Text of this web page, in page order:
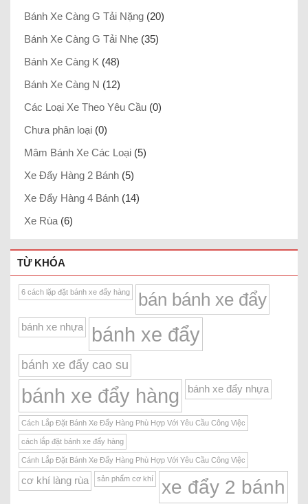
Bánh Xe Càng G Tải Nặng (20)
Bánh Xe Càng G Tải Nhẹ (35)
Bánh Xe Càng K (48)
Bánh Xe Càng N (12)
Các Loại Xe Theo Yêu Cầu (0)
Chưa phân loại (0)
Mâm Bánh Xe Các Loại (5)
Xe Đẩy Hàng 2 Bánh (5)
Xe Đẩy Hàng 4 Bánh (14)
Xe Rùa (6)
TỪ KHÓA
6 cách lặp đặt bánh xe đẩy hàng bán bánh xe đẩy
bánh xe nhựa bánh xe đẩy
bánh xe đẩy cao su
bánh xe đẩy hàng bánh xe đẩy nhựa
Cách Lắp Đặt Bánh Xe Đẩy Hàng Phù Hợp Với Yêu Cầu Công Việc
cách lắp đặt bánh xe đẩy hàng
Cánh Lắp Đặt Bánh Xe Đẩy Hàng Phù Hợp Với Yêu Cầu Công Việc
cơ khí làng rùa sản phẩm cơ khí
xe đẩy 2 bánh